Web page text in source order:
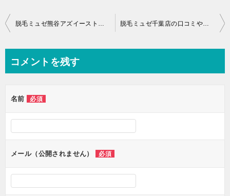
投
ビ
ー
シ
ョ
ン
コメントを残す
名前 必須
メール（公開されません） 必須